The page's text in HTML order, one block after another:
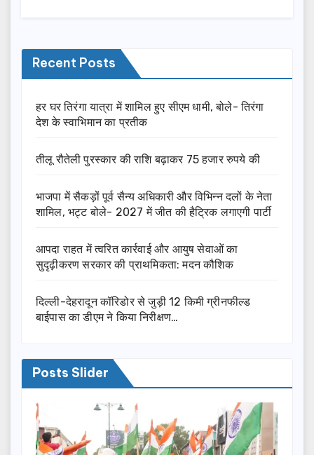
Recent Posts
हर घर तिरंगा यात्रा में शामिल हुए सीएम धामी, बोले- तिरंगा
देश के स्वाभिमान का प्रतीक
तीलू रौतेली पुरस्कार की राशि बढ़ाकर 75 हजार रुपये की
भाजपा में सैकड़ों पूर्व सैन्य अधिकारी और विभिन्न दलों के नेता
शामिल, भट्ट बोले- 2027 में जीत की हैट्रिक लगाएगी पार्टी
आपदा राहत में त्वरित कार्रवाई और आयुष सेवाओं का
सुदृढ़ीकरण सरकार की प्राथमिकता: मदन कौशिक
दिल्ली-देहरादून कॉरिडोर से जुड़ी 12 किमी ग्रीनफील्ड
बाईपास का डीएम ने किया निरीक्षण…
Posts Slider